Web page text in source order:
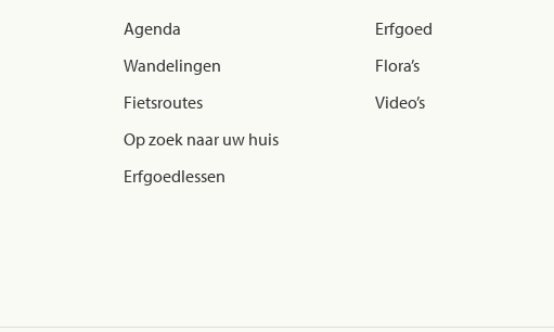
Agenda
Wandelingen
Fietsroutes
Op zoek naar uw huis
Erfgoedlessen
Erfgoed
Flora’s
Video’s